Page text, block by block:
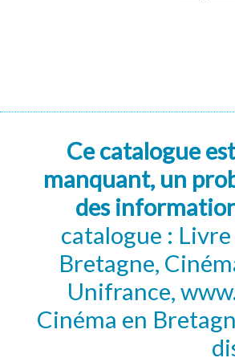
Ce catalogue
manquant, un
des
catalogue :
Bretagne,
Unifrance,
Cinéma en